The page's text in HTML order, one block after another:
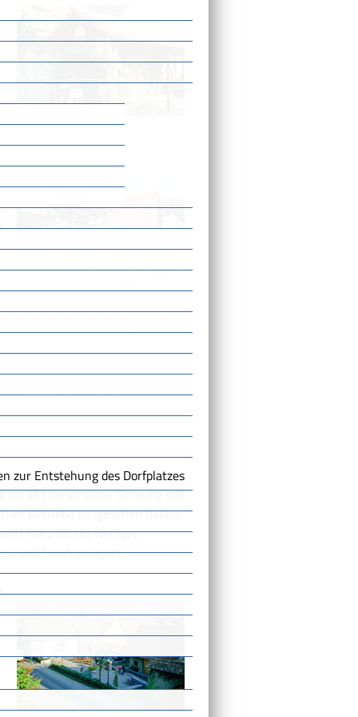
Baden-Durlach gehörten,
hatte Oberschaffhausen
Gehöften mit großen
bilden.
Mit dieser alten Scheune soll
Betriebe ausgesehen haben.
Platz für die wenigen
und Stroh gelagert.